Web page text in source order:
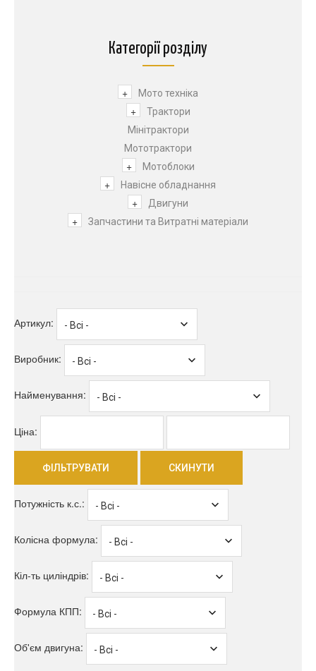
Категорії розділу
+ Мото техніка
+
Трактори
Мінітрактори
Мототрактори
+ Мотоблоки
+ Навісне обладнання
+ Двигуни
+ Запчастини та Витратні матеріали
Артикул:
Виробник:
Найменування:
Ціна:
ФІЛЬТРУВАТИ СКИНУТИ
Потужність к.с.:
Колісна формула:
Кіл-ть циліндрів:
Формула КПП:
Об'єм двигуна: